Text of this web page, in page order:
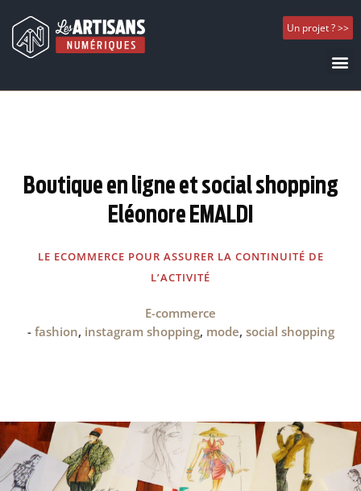
Un projet ? >>
Boutique en ligne et social shopping
Eléonore EMALDI
LE ECOMMERCE POUR ASSURER LA CONTINUITÉ DE
L’ACTIVITÉ
E-commerce
- fashion, instagram shopping, mode, social shopping